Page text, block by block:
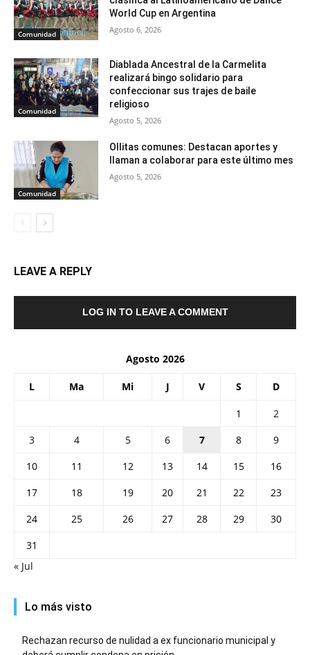
Comunidad
World Cup en Argentina
Agosto 6, 2026
Comunidad
Diablada Ancestral de la Carmelita
realizará bingo solidario para
confeccionar sus trajes de baile
religioso
Agosto 5, 2026
Comunidad
Ollitas comunes: Destacan aportes y
llaman a colaborar para este último mes
Agosto 5, 2026
LEAVE A REPLY
LOG IN TO LEAVE A COMMENT
Agosto 2026
L Ma Mi J V S D
1
2
3
4 5 6 7 8
9
10
11 12 13 14 15
16
17
18 19 20 21 22
23
24
25 26 27 28 29
30
31
« Jul
Lo más visto
Rechazan recurso de nulidad a ex funcionario municipal y